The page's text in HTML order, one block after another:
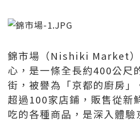
錦市場（Nishiki Market）
心，是一條全長約400公尺
街，被譽為「京都的廚房」
超過100家店鋪，販售從新
吃的各種商品，是深入體驗